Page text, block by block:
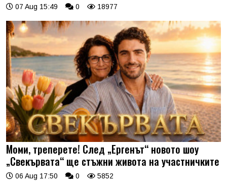
07 Aug 15:49 0 18977
Моми, треперете! След „Ергенът“ новото шоу
„Свекървата“ ще стъжни живота на участничките
06 Aug 17:50 0 5852